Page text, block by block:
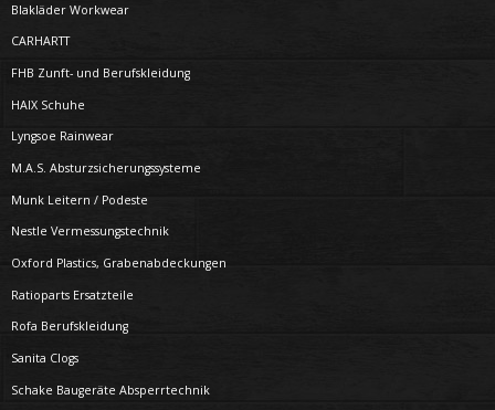
Blakläder Workwear
CARHARTT
FHB Zunft- und Berufskleidung
HAIX Schuhe
Lyngsoe Rainwear
M.A.S. Absturzsicherungssysteme
Munk Leitern / Podeste
Nestle Vermessungstechnik
Oxford Plastics, Grabenabdeckungen
Ratioparts Ersatzteile
Rofa Berufskleidung
Sanita Clogs
Schake Baugeräte Absperrtechnik